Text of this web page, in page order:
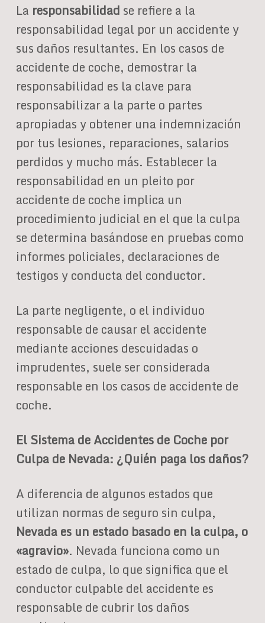
La responsabilidad se refiere a la
responsabilidad legal por un accidente y
sus daños resultantes. En los casos de
accidente de coche, demostrar la
responsabilidad es la clave para
responsabilizar a la parte o partes
apropiadas y obtener una indemnización
por tus lesiones, reparaciones, salarios
perdidos y mucho más. Establecer la
responsabilidad en un pleito por
accidente de coche implica un
procedimiento judicial en el que la culpa
se determina basándose en pruebas como
informes policiales, declaraciones de
testigos y conducta del conductor.
La parte negligente, o el individuo
responsable de causar el accidente
mediante acciones descuidadas o
imprudentes, suele ser considerada
responsable en los casos de accidente de
coche.
El Sistema de Accidentes de Coche por
Culpa de Nevada: ¿Quién paga los daños?
A diferencia de algunos estados que
utilizan normas de seguro sin culpa,
Nevada es un estado basado en la culpa, o
«agravio». Nevada funciona como un
estado de culpa, lo que significa que el
conductor culpable del accidente es
responsable de cubrir los daños